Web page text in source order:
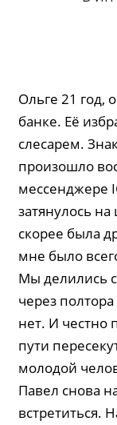
Ольге 21 год,
банке. Её
слесарем.
произошло
мессенджере
затянулось
скорее была
мне было
Мы делились
через
нет. И честно
пути
молодой
Павел снова
встретиться.